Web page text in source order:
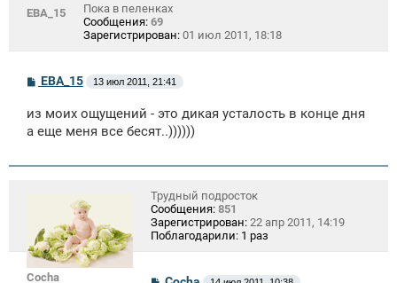
ЕВА_15
Пока в пеленках
Сообщения: 69
Зарегистрирован: 01 июл 2011, 18:18
С
о
б
щ
и
ЕВА_15 13 июл 2011, 21:41
из моих ощущений - это дикая усталость в конце дня
а еще меня все бесят..))))))
Cocha
Трудный подросток
Сообщения: 851
Зарегистрирован: 22 апр 2011, 14:19
Поблагодарили: 1 раз
С